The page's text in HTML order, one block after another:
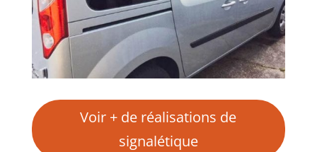
Voir + de réalisations de
signalétique